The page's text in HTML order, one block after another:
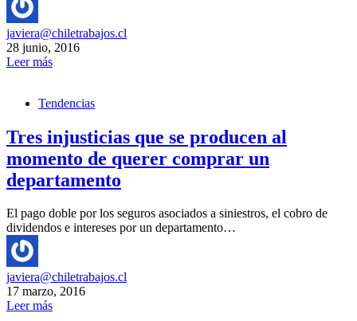
javiera@chiletrabajos.cl
28 junio, 2016
Leer más
Tendencias
Tres injusticias que se producen al
momento de querer comprar un
departamento
El pago doble por los seguros asociados a siniestros, el cobro de
dividendos e intereses por un departamento…
javiera@chiletrabajos.cl
17 marzo, 2016
Leer más